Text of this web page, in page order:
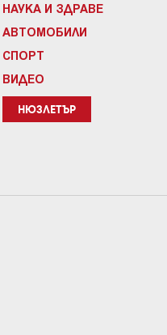
НАУКА И ЗДРАВЕ
АВТОМОБИЛИ
СПОРТ
ВИДЕО
НЮЗЛЕТЪР